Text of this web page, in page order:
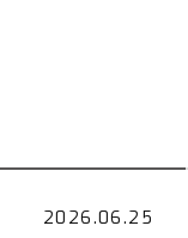
2026.06.25